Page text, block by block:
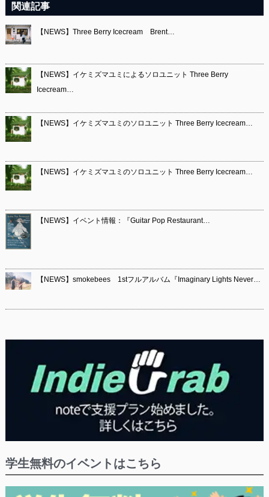
関連記事
【NEWS】Three Berry Icecream Brent…
【NEWS】イケミズマユミによるソロユニット Three Berry
Icecream…
【NEWS】イケミズマユミのソロユニット Three Berry Icecream…
【NEWS】イケミズマユミのソロユニット Three Berry Icecream…
【NEWS】イベント情報：『Guitar Pop Restaurant…
【NEWS】smokebees 1stフルアルバム『Imaginary Lights Never…
学生無料のイベントはこちら